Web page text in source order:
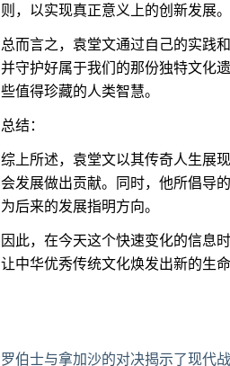
则，以实现真正意义上的创新发展。
总而言之，袁堂文通过自己的实践
并守护好属于我们的那份独特文化
些值得珍藏的人类智慧。
总结：
综上所述，袁堂文以其传奇人生展
会发展做出贡献。同时，他所倡导
为后来的发展指明方向。
因此，在今天这个快速变化的信息
让中华优秀传统文化焕发出新的生
罗伯士与拿加沙的对决揭示了现代